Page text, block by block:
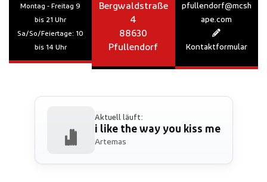
Montag - Freitag 9
bis 21 Uhr
Sa/So/Feiertage: 10
bis 14 Uhr
Bergwaldstraße
4
88630
Pfullendorf
pfullendorf@mcsh
ape.com
Kontaktformular
Aktuell läuft:
i like the way you kiss me
Artemas